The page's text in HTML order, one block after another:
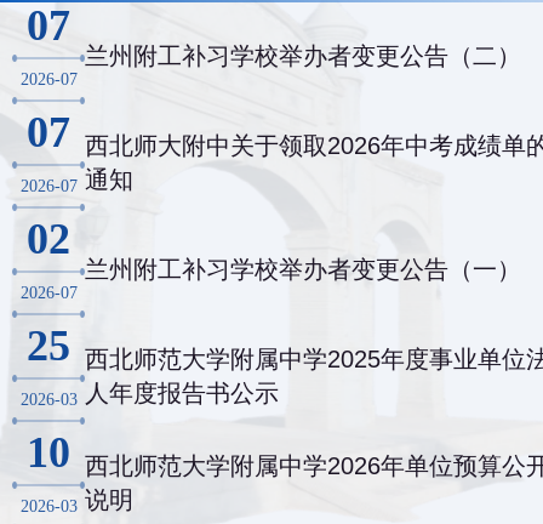
07
2026-07
兰州附工补习学校举办者变更公告（二）
07
2026-07
西北师大附中关于领取2026年中考成绩单
通知
02
2026-07
兰州附工补习学校举办者变更公告（一）
25
2026-03
西北师范大学附属中学2025年度事业单位
人年度报告书公示
10
2026-03
西北师范大学附属中学2026年单位预算公
说明